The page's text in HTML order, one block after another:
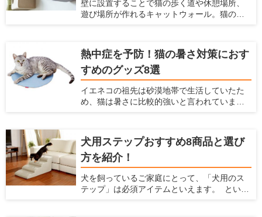
適切な場所での爪とぎの対策は「愛猫が好む
爪とぎ場を十分に用意すること」です。 今回
壁に設置することで猫の歩く道や休憩場所、
遊び場所が作れるキャットウォール。猫の祖
場所にいた方が外敵から身を守りやすい」と
いう本能から安心感がうまれます。 また猫の
行動可能範囲が三次元化されることにより、
猫のストレス解消・運動不足解消にも役立ち
ます。 最近のキャットウォールには、複数の
パーツをそれぞれ設置し組み合わせて使うも
事では、キャットウォールの選び方とおすす
め商品を紹介します。
熱中症を予防！猫の暑さ対策におす
すめのグッズ8選
イエネコの祖先は砂漠地帯で生活していたた
め、猫は暑さに比較的強いと言われていま
発汗による体温調節ができません。 体温が急
激に上がるとなかなか体温を下げられず、夏
の暑い時期には熱中症になってしまう危険性
があります。 熱中症になると命を落とす可能
性もあるので、飼い主はしっかり猫の暑さ対
策をしてあげなくてはなりません。 そこで今
犬用ステップおすすめ8商品と選び
方を紹介！
犬を飼っているご家庭にとって、「犬用のス
テップ」は必須アイテムといえます。 という